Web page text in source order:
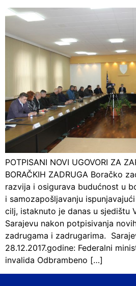
POTPISANI NOVI UGOVORI ZA
BORAČKIH ZADRUGA Boračko
razvija i osigurava budućnost u
i samozapošljavanju
cilj, istaknuto je danas u sjedištu
Sarajevu nakon potpisivanja
zadrugama i zadrugarima.
28.12.2017.godine: Federalni
invalida Odbrambeno […]